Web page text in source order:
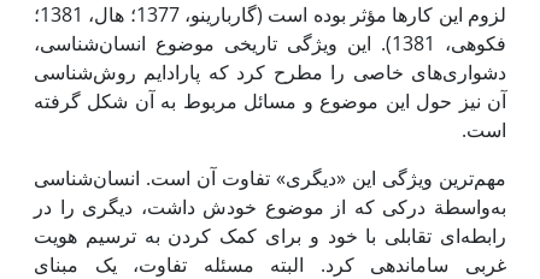
لزوم ‌این کارها مؤثر بوده است (گاربارینو، 1377؛ ‌هال، 1381؛
فکوهی، 1381). ‌این ویژگی تاریخی موضوع انسان‌شناسی،
دشواری‌‌های خاصی را مطرح کرد که پارادایم روش‌شناسی
آن نیز حول ‌این موضوع و مسائل مربوط به آن شکل گرفته
است.
مهم‌ترین ویژگی ‌این «دیگری» تفاوت آن است. انسان‌شناسی
به‌واسطة درکی که از موضوع خودش داشت، دیگری را در
رابطه‌ای تقابلی با خود و برای کمک کردن به ترسیم هویت
غربی ساماندهی کرد. البته مسئله تفاوت، یک مبنای